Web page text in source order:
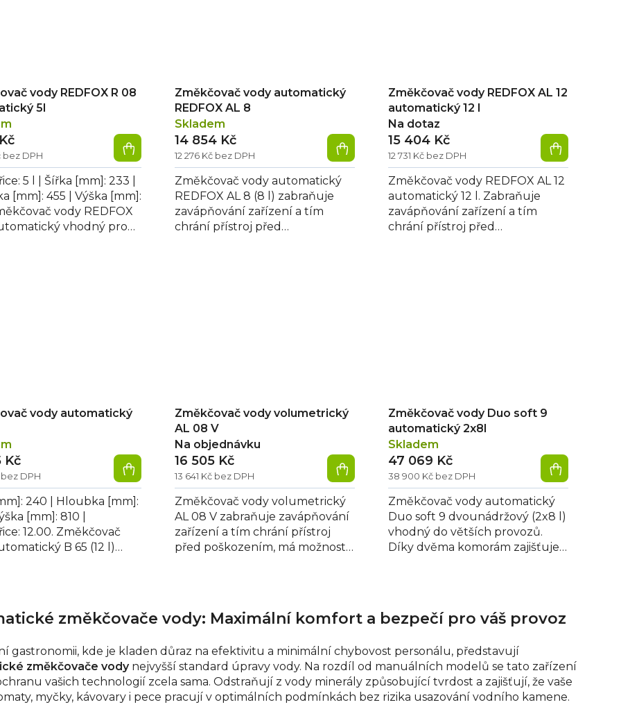
vody REDFOX R 08
5l
bez DPH
5 l | Šířka [mm]: 233 |
[mm]: 455 | Výška [mm]:
vody REDFOX
vhodný pro
Změkčovač vody automatický
REDFOX AL 8
Skladem
12 276 Kč bez DPH
14 854 Kč
Změkčovač vody automatický
REDFOX AL 8 (8 l) zabraňuje
zavápňování zařízení a tím
chrání přístroj před
Změkčovač vody REDFOX AL 12
automatický 12 l
Na dotaz
12 731 Kč bez DPH
15 404 Kč
Změkčovač vody REDFOX AL 12
automatický 12 l. Zabraňuje
zavápňování zařízení a tím
chrání přístroj před
vody automatický
bez DPH
Kč
240 | Hloubka [mm]:
[mm]: 810 |
12.00. Změkčovač
B 65 (12 l)
Změkčovač vody volumetrický
AL 08 V
Na objednávku
13 641 Kč bez DPH
16 505 Kč
Změkčovač vody volumetrický
AL 08 V zabraňuje zavápňování
zařízení a tím chrání přístroj
před poškozením, má možnost
Změkčovač vody Duo soft 9
automatický 2x8l
Skladem
38 900 Kč bez DPH
47 069 Kč
Změkčovač vody automatický
Duo soft 9 dvounádržový (2x8 l)
vhodný do větších provozů.
Díky dvěma komorám zajišťuje
změkčovače vody: Maximální komfort a bezpečí pro váš provoz
gastronomii, kde je kladen důraz na efektivitu a minimální chybovost personálu, představují
změkčovače vodynejvyšší standard úpravy vody. Na rozdíl od manuálních modelů se tato zařízení
vašich technologií zcela sama. Odstraňují z vody minerály způsobující tvrdost a zajišťují, že vaše
myčky, kávovary i pece pracují v optimálních podmínkách bez rizika usazování vodního kamene.